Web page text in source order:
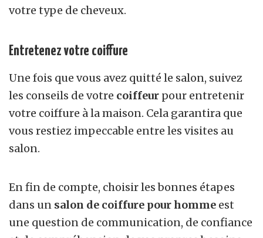
votre type de cheveux.
Entretenez votre coiffure
Une fois que vous avez quitté le salon, suivez
les conseils de votre coiffeur pour entretenir
votre coiffure à la maison. Cela garantira que
vous restiez impeccable entre les visites au
salon.
En fin de compte, choisir les bonnes étapes
dans un salon de coiffure pour homme est
une question de communication, de confiance